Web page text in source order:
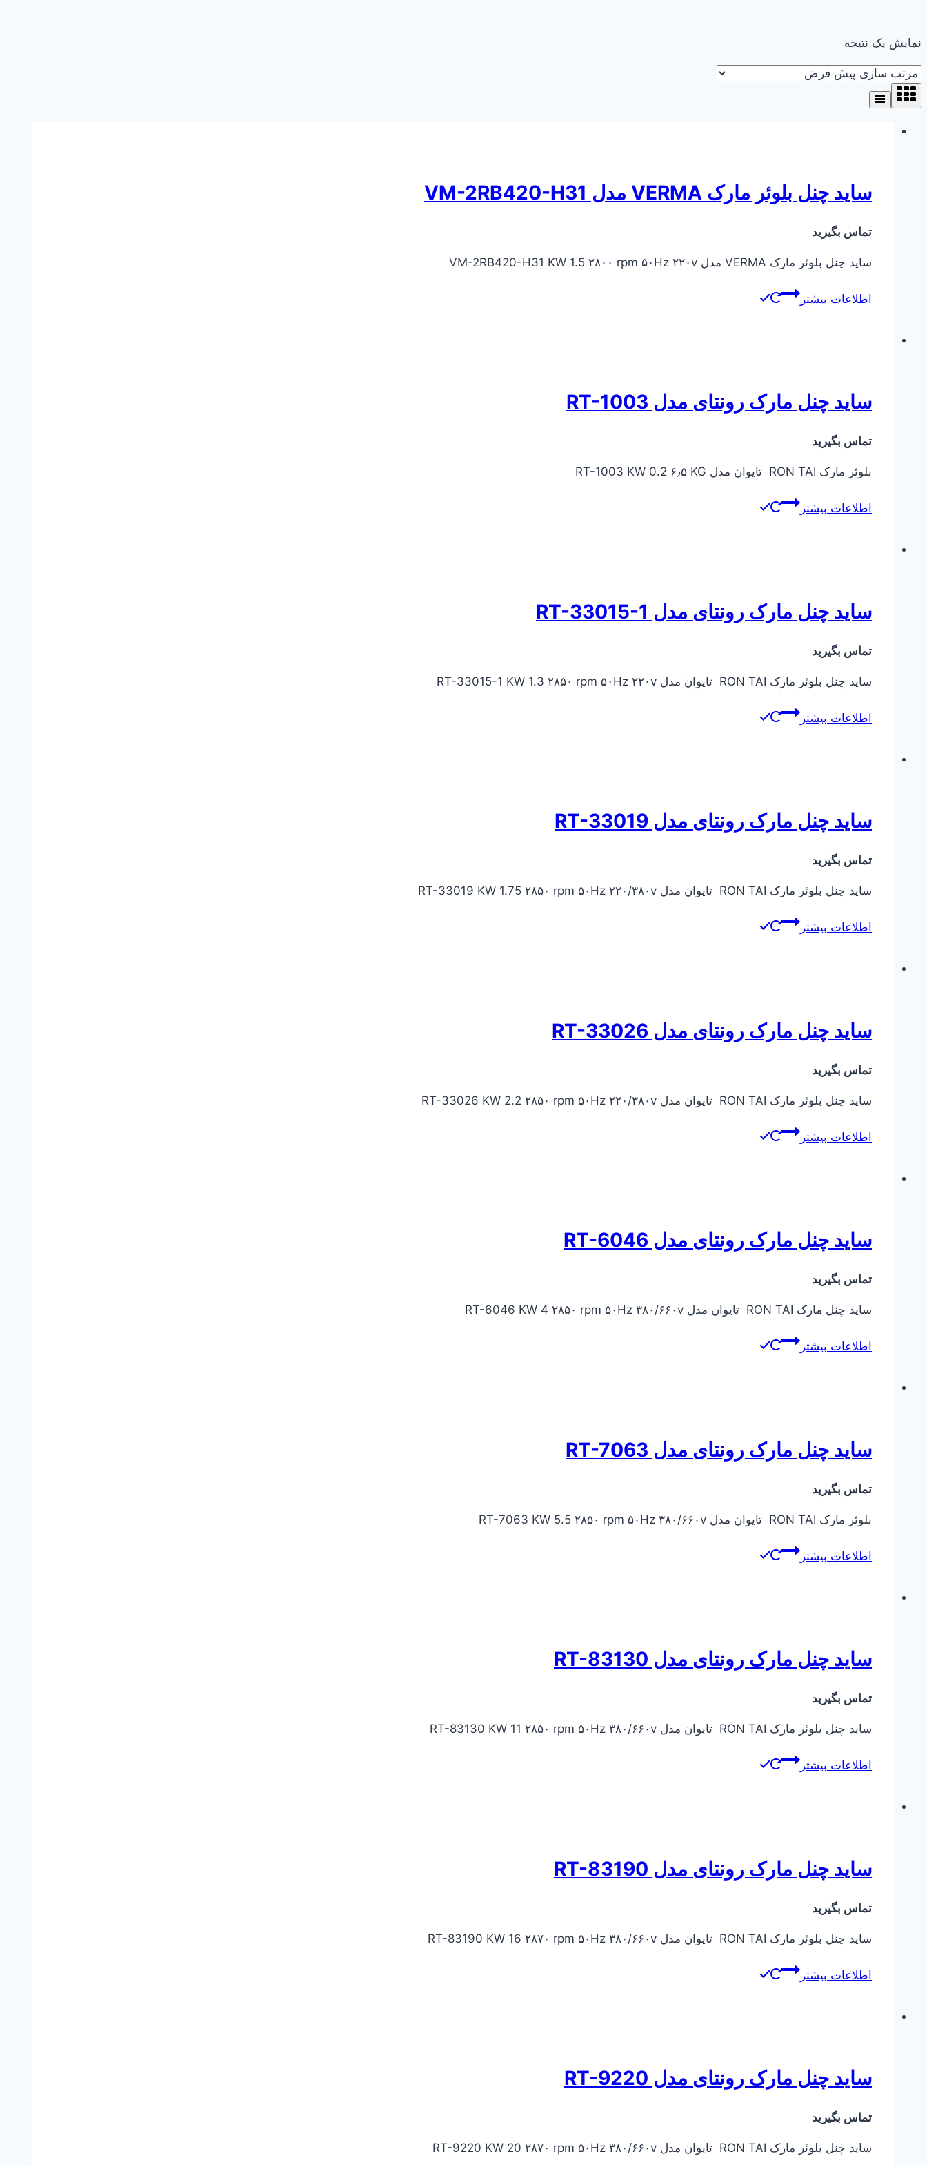
نمایش یک نتیجه
ساید چنل بلوئر مارک VERMA مدل VM-2RB420-H31
تماس بگیرید
ساید چنل بلوئر مارک VERMA مدل VM-2RB420-H31 KW 1.5 ۲۸۰۰ rpm ۵۰Hz ۲۲۰v
اطلاعات بیشتر
ساید چنل مارک رونتای مدل RT-1003
تماس بگیرید
بلوئر مارک RON TAI تایوان مدل RT-1003 KW 0.2 ۶٫۵ KG
اطلاعات بیشتر
ساید چنل مارک رونتای مدل RT-33015-1
تماس بگیرید
ساید چنل بلوئر مارک RON TAI تایوان مدل RT-33015-1 KW 1.3 ۲۸۵۰ rpm ۵۰Hz ۲۲۰v
اطلاعات بیشتر
ساید چنل مارک رونتای مدل RT-33019
تماس بگیرید
ساید چنل بلوئر مارک RON TAI تایوان مدل RT-33019 KW 1.75 ۲۸۵۰ rpm ۵۰Hz ۲۲۰/۳۸۰v
اطلاعات بیشتر
ساید چنل مارک رونتای مدل RT-33026
تماس بگیرید
ساید چنل بلوئر مارک RON TAI تایوان مدل RT-33026 KW 2.2 ۲۸۵۰ rpm ۵۰Hz ۲۲۰/۳۸۰v
اطلاعات بیشتر
ساید چنل مارک رونتای مدل RT-6046
تماس بگیرید
ساید چنل مارک RON TAI تایوان مدل RT-6046 KW 4 ۲۸۵۰ rpm ۵۰Hz ۳۸۰/۶۶۰v
اطلاعات بیشتر
ساید چنل مارک رونتای مدل RT-7063
تماس بگیرید
بلوئر مارک RON TAI تایوان مدل RT-7063 KW 5.5 ۲۸۵۰ rpm ۵۰Hz ۳۸۰/۶۶۰v
اطلاعات بیشتر
ساید چنل مارک رونتای مدل RT-83130
تماس بگیرید
ساید چنل بلوئر مارک RON TAI تایوان مدل RT-83130 KW 11 ۲۸۵۰ rpm ۵۰Hz ۳۸۰/۶۶۰v
اطلاعات بیشتر
ساید چنل مارک رونتای مدل RT-83190
تماس بگیرید
ساید چنل بلوئر مارک RON TAI تایوان مدل RT-83190 KW 16 ۲۸۷۰ rpm ۵۰Hz ۳۸۰/۶۶۰v
اطلاعات بیشتر
ساید چنل مارک رونتای مدل RT-9220
تماس بگیرید
ساید چنل بلوئر مارک RON TAI تایوان مدل RT-9220 KW 20 ۲۸۷۰ rpm ۵۰Hz ۳۸۰/۶۶۰v